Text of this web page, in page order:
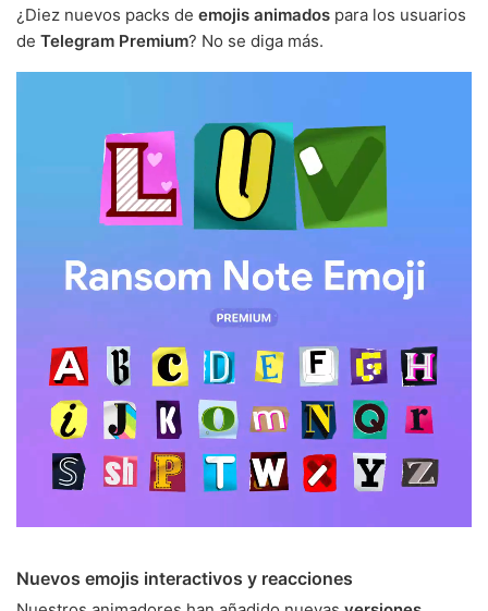
¿Diez nuevos packs de emojis animados para los usuarios
de Telegram Premium? No se diga más.
Nuevos emojis interactivos y reacciones